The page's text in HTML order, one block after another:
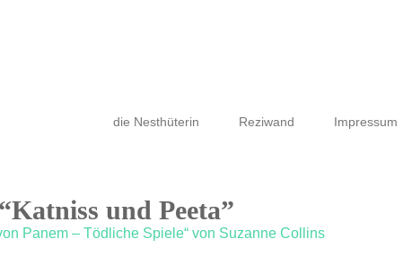
die Nesthüterin Reziwand Impressum
und Peeta”
Panem – Tödliche Spiele“ von Suzanne Collins